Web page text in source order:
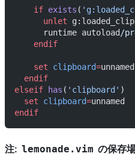
    if
exists (
      unlet
      runtime autoload
/
    endif
    set
clipboard=unnamed
  endif
elseif has ( 'clipboard' )
  set
clipboard=unnamed
endif
注: lemonade.vim の保存